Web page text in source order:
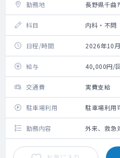
勤務地 長野県千曲
科目 内科・不問
日程/時間 2026年10
給与 40,000円/
交通費 実費支給
駐車場利用 駐車場利用
勤務内容 外来、救急